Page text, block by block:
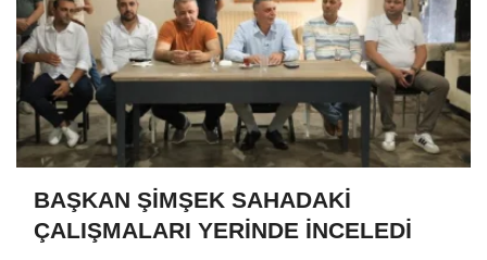
BAŞKAN ŞİMŞEK SAHADAKİ
ÇALIŞMALARI YERİNDE İNCELEDİ